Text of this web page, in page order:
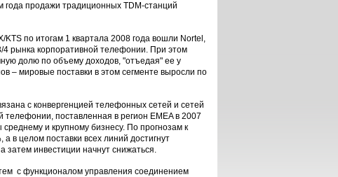
года продажи традиционных TDM-станций
по итогам 1 квартала 2008 года вошли Nortel,
4 рынка корпоративной телефонии. При этом
долю по объему доходов, "отъедая" ее у
– мировые поставки в этом сегменте выросли по
с конвергенцией телефонных сетей и сетей
поставленная в регион EMEA в 2007
и крупному бизнесу. По прогнозам к
в целом поставки всех линий достигнут
затем инвестиции начнут снижаться.
с функционалом управления соединением